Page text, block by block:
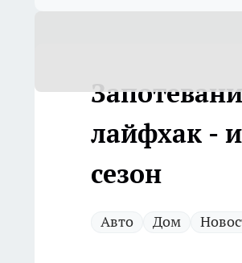
лайфхак -
сезон
Авто Дом